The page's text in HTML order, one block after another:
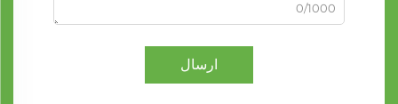
0/1000
ارسال